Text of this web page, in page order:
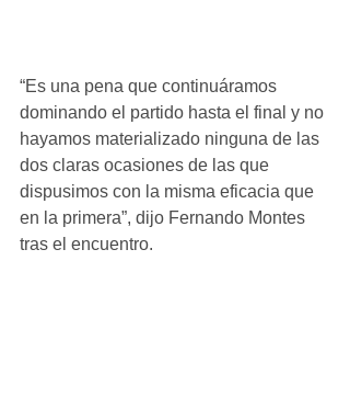
“Es una pena que continuáramos
dominando el partido hasta el final y no
hayamos materializado ninguna de las
dos claras ocasiones de las que
dispusimos con la misma eficacia que
en la primera”, dijo Fernando Montes
tras el encuentro.